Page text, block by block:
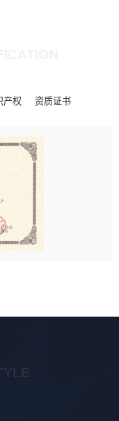
产权 资质证书